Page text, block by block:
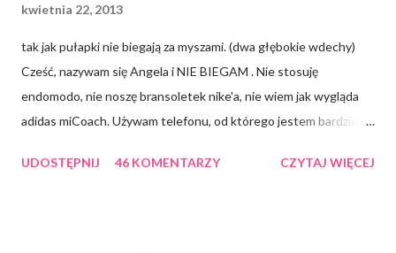
kwietnia 22, 2013
tak jak pułapki nie biegają za myszami. (dwa głębokie wdechy)
Cześć, nazywam się Angela i NIE BIEGAM . Nie stosuję
endomodo, nie noszę bransoletek nike'a, nie wiem jak wygląda
adidas miCoach. Używam telefonu, od którego jestem bardziej
działają. Prawdę mówiąc może dwa razy w życiu biegłam do
UDOSTĘPNIJ 46 KOMENTARZY CZYTAJ WIĘCEJ